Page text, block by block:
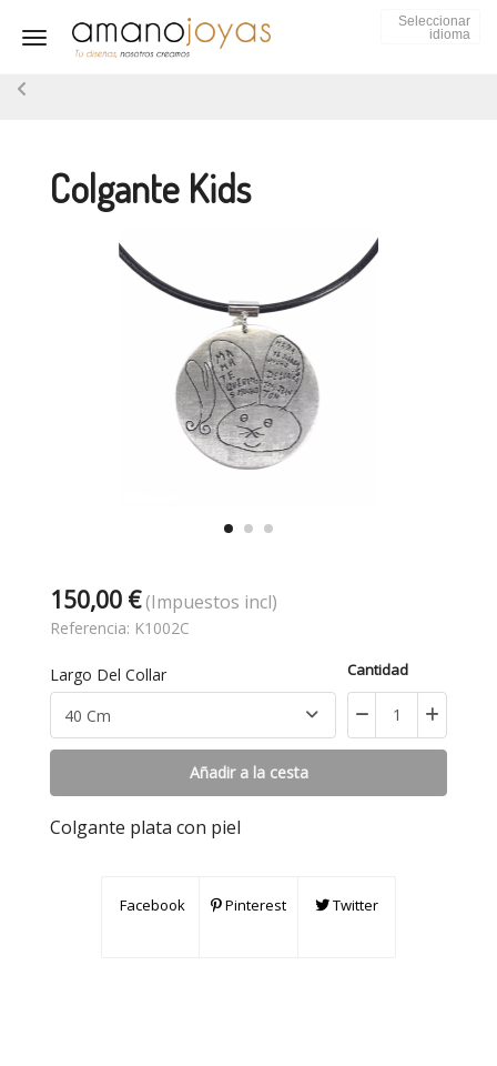
Seleccionar
idioma
Toggle navigation
Colgante Kids
150,00 €(Impuestos incl)
Referencia: K1002C
Largo Del Collar Cantidad
Añadir a la cesta
Colgante plata con piel
Facebook Pinterest Twitter